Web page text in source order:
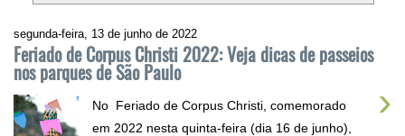
segunda-feira, 13 de junho de 2022
Feriado de Corpus Christi 2022: Veja dicas de passeios
nos parques de São Paulo
›
No Feriado de Corpus Christi, comemorado
em 2022 nesta quinta-feira (dia 16 de junho),